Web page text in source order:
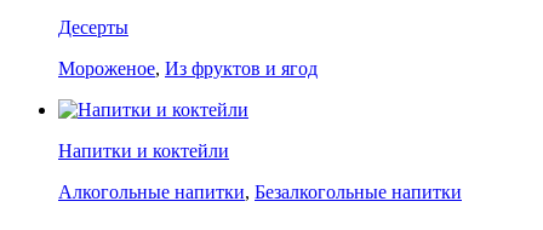
Десерты
Мороженое, Из фруктов и ягод
Напитки и коктейли
Алкогольные напитки, Безалкогольные напитки